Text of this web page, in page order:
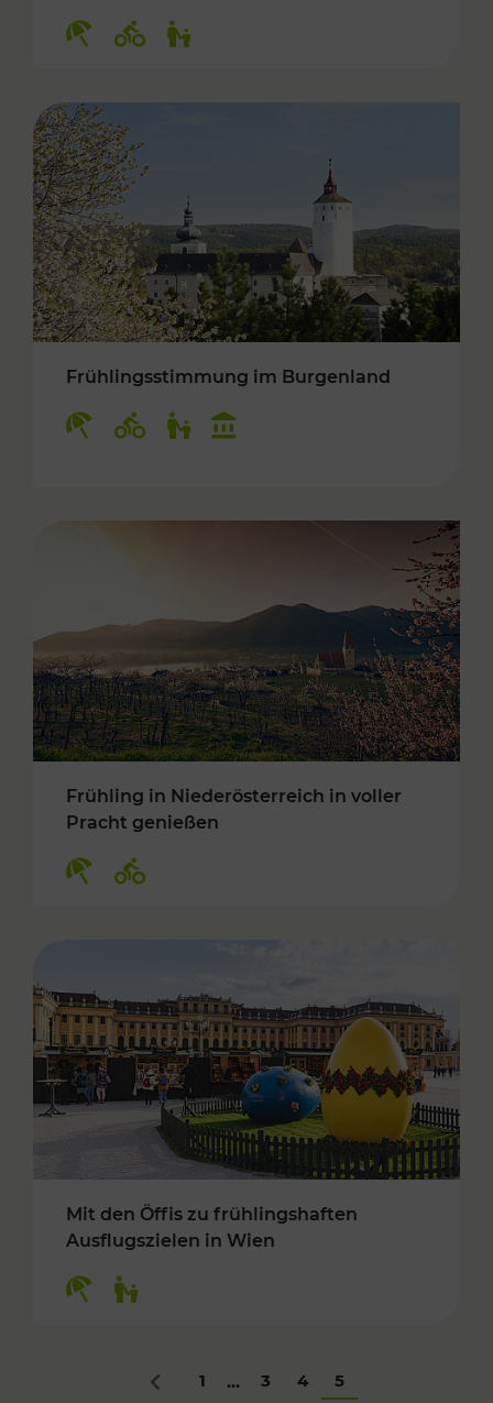
Frühlingsstimmung im Burgenland
Frühling in Niederösterreich in voller
Pracht genießen
Mit den Öffis zu frühlingshaften
Ausflugszielen in Wien
Zurück
1 ... 3 4 5